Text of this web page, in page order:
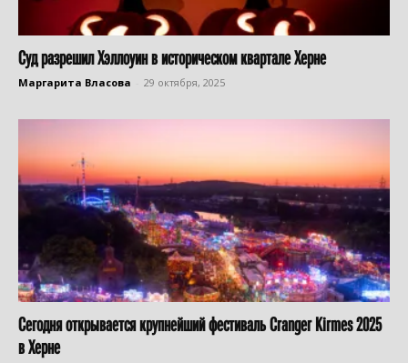
Суд разрешил Хэллоуин в историческом квартале Херне
Маргарита Власова 29 октября, 2025
Сегодня открывается крупнейший фестиваль Cranger Kirmes 2025
в Херне